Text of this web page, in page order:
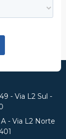
- Via L2 Sul -
- Via L2 Norte